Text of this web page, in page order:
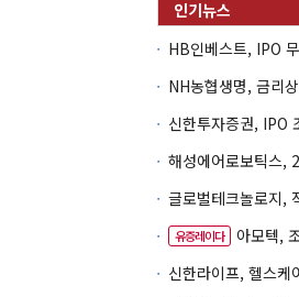
유증레이다
아모텍, 조달